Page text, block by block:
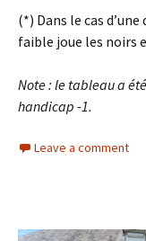
(*) Dans le cas
faible joue les noirs
Note : le tableau a
handicap -1.
Leave a comment